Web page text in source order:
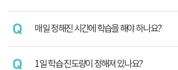
매일 정해진 시간에 학습을 해야 하나요?
1일 학습 진도량이 정해져 있나요?